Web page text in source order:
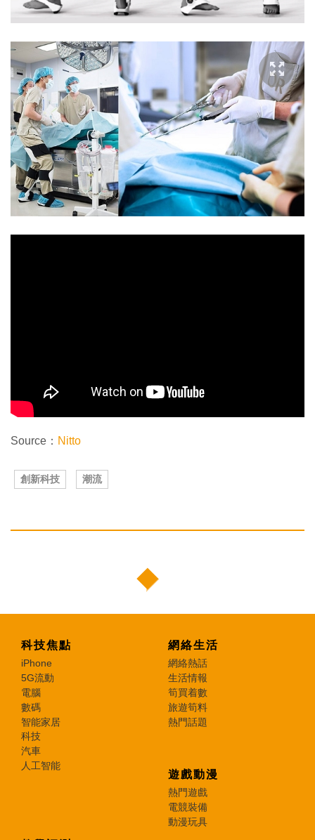
Source： Nitto
創新科技 潮流
科技焦點
iPhone
5G流動
電腦
數碼
智能家居
科技
汽車
人工智能
網絡生活
網絡熱話
生活情報
筍買着數
旅遊筍料
熱門話題
遊戲動漫
熱門遊戲
電競裝備
動漫玩具